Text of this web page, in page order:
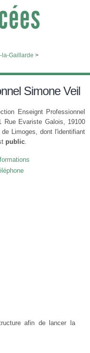
la-Gaillarde >
Simone Veil
Enseignt Professionnel
Rue Evariste Galois, 19100
Limoges, dont l'identifiant
public.
afin de lancer la